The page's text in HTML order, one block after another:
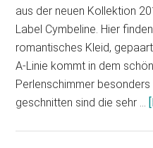
aus der neuen Kollektion
Label Cymbeline. Hier
romantisches Kleid,
A-Linie kommt in dem
Perlenschimmer
geschnitten sind die sehr …